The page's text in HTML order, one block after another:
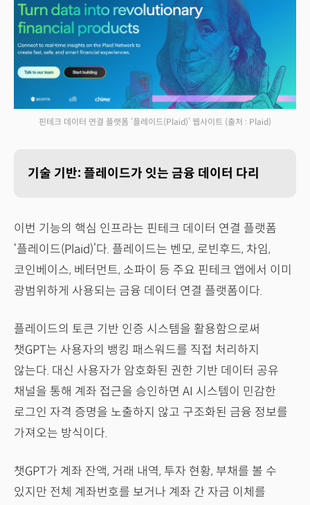
핀테크 데이터 연결 플랫폼 ‘플레이드(Plaid)’ 웹사이트 (출처 : Plaid)
기술 기반: 플레이드가 잇는 금융 데이터 다리
이번 기능의 핵심 인프라는 핀테크 데이터 연결 플랫폼
‘플레이드(Plaid)’다. 플레이드는 벤모, 로빈후드, 차임,
코인베이스, 베터먼트, 소파이 등 주요 핀테크 앱에서 이미
광범위하게 사용되는 금융 데이터 연결 플랫폼이다.
플레이드의 토큰 기반 인증 시스템을 활용함으로써
챗GPT는 사용자의 뱅킹 패스워드를 직접 처리하지
않는다. 대신 사용자가 암호화된 권한 기반 데이터 공유
채널을 통해 계좌 접근을 승인하면 AI 시스템이 민감한
로그인 자격 증명을 노출하지 않고 구조화된 금융 정보를
가져오는 방식이다.
챗GPT가 계좌 잔액, 거래 내역, 투자 현황, 부채를 볼 수
있지만 전체 계좌번호를 보거나 계좌 간 자금 이체를